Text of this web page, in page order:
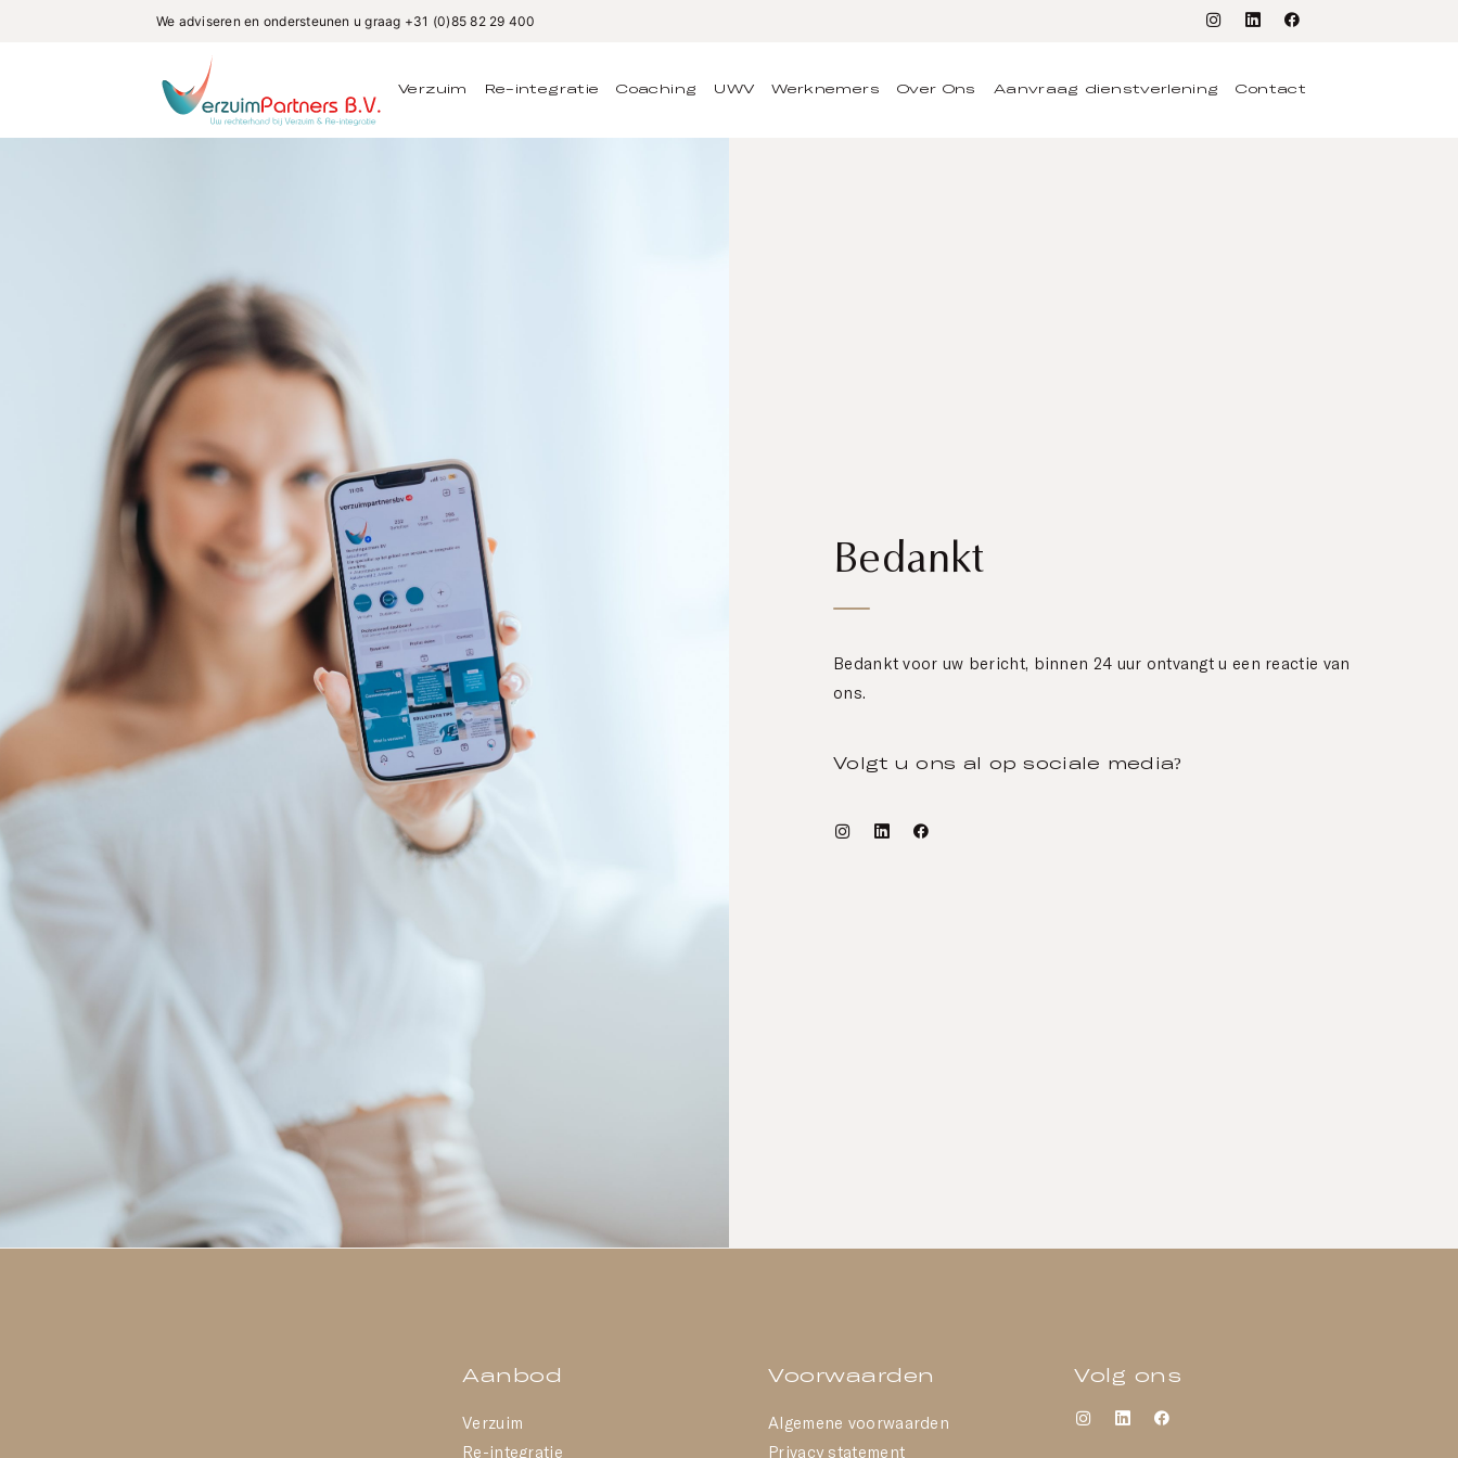
We adviseren en ondersteunen u graag +31 (0)85 82 29 400
Verzuim Re-integratie Coaching UWV Werknemers Over Ons Aanvraag dienstverlening Contact
Bedankt
Bedankt voor uw bericht, binnen 24 uur ontvangt u een reactie van
ons.
Volgt u ons al op sociale media?
Aanbod
Verzuim
Re-integratie
Voorwaarden
Algemene voorwaarden
Privacy statement
Volg ons